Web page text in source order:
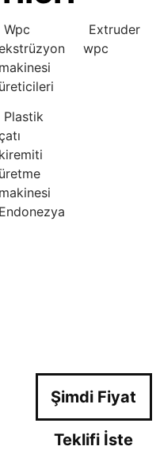
Wpc
makinesi
üreticileri
Extruder
wpc
Plastik
kiremiti
üretme
makinesi
Endonezya
Şimdi Fiyat
Teklifi İste